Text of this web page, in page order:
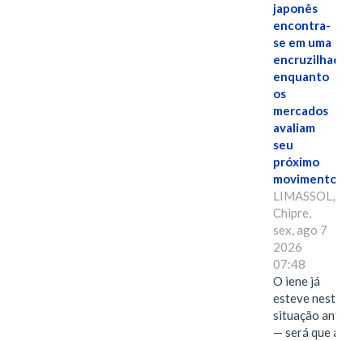
japonês
encontra-
se em uma
encruzilhada
enquanto
os
mercados
avaliam
seu
próximo
movimento.
LIMASSOL,
Chipre,
sex, ago 7
2026
07:48
O iene já
esteve nesta
situação antes
— será que a